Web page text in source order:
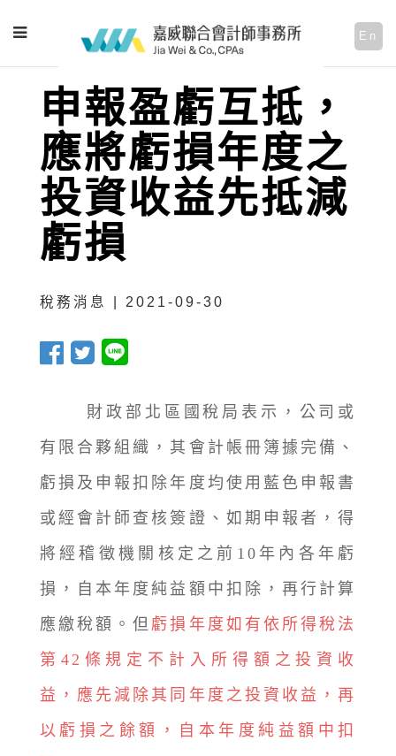
En
申報盈虧互抵，
應將虧損年度之
投資收益先抵減
虧損
稅務消息 | 2021-09-30
財政部北區國稅局表示，公司或
有限合夥組織，其會計帳冊簿據完備、
虧損及申報扣除年度均使用藍色申報書
或經會計師查核簽證、如期申報者，得
將經稽徵機關核定之前10年內各年虧
損，自本年度純益額中扣除，再行計算
應繳稅額。但 虧損年度如有依所得稅法
第42條規定不計入所得額之投資收
益，應先減除其同年度之投資收益，再
以虧損之餘額，自本年度純益額中扣